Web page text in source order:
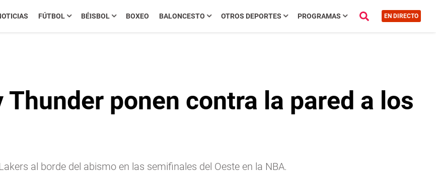
FÚTBOL BÉISBOL BOXEO BALONCESTO OTROS DEPORTES PROGRAMAS EN DIRECTO
Thunder ponen contra la pared a los
al borde del abismo en las semifinales del Oeste en la NBA.